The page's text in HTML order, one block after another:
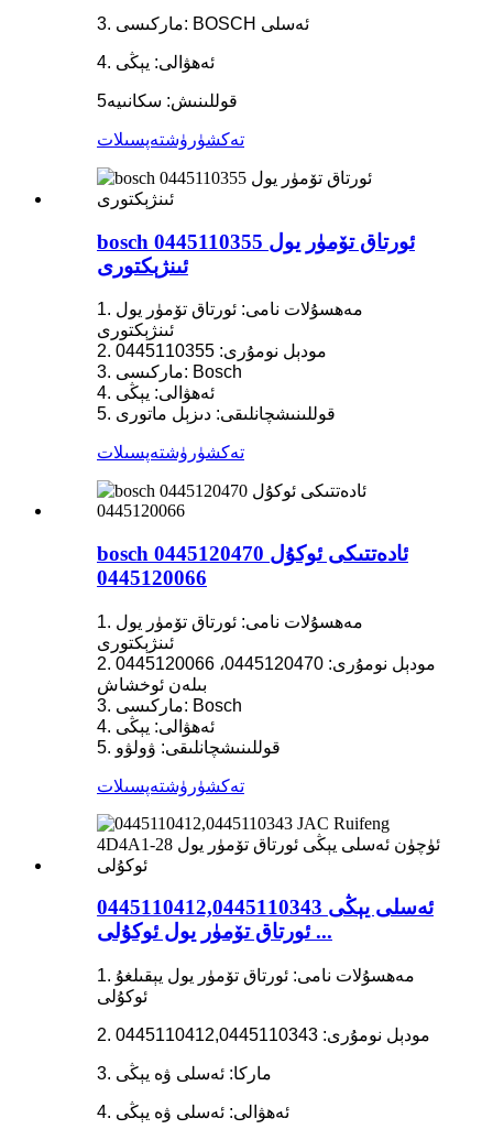
3. ماركىسى: BOSCH ئەسلى
4. ئەھۋالى: يېڭى
5قوللىنىش: سكانىيە
تەكشۈرۈشتەپسىلات
bosch 0445110355 ئورتاق تۆمۈر يول
ئىنژېكتورى
1. مەھسۇلات نامى: ئورتاق تۆمۈر يول
ئىنژېكتورى
2. مودېل نومۇرى: 0445110355
3. ماركىسى: Bosch
4. ئەھۋالى: يېڭى
5. قوللىنىشچانلىقى: دىزېل ماتورى
تەكشۈرۈشتەپسىلات
bosch 0445120470 ئادەتتىكى ئوكۇل
0445120066
1. مەھسۇلات نامى: ئورتاق تۆمۈر يول
ئىنژېكتورى
2. مودېل نومۇرى: 0445120470، 0445120066
بىلەن ئوخشاش
3. ماركىسى: Bosch
4. ئەھۋالى: يېڭى
5. قوللىنىشچانلىقى: ۋولۋو
تەكشۈرۈشتەپسىلات
0445110412,0445110343 ئەسلى يېڭى
ئورتاق تۆمۈر يول ئوكۇلى ...
1. مەھسۇلات نامى: ئورتاق تۆمۈر يول يېقىلغۇ
ئوكۇلى
2. مودېل نومۇرى: 0445110412,0445110343
3. ماركا: ئەسلى ۋە يېڭى
4. ئەھۋالى: ئەسلى ۋە يېڭى